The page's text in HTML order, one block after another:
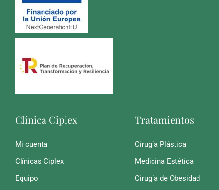
Clínica Ciplex
Mi cuenta
Clínicas Ciplex
Equipo
Tratamientos
Cirugía Plástica
Medicina Estética
Cirugía de Obesidad